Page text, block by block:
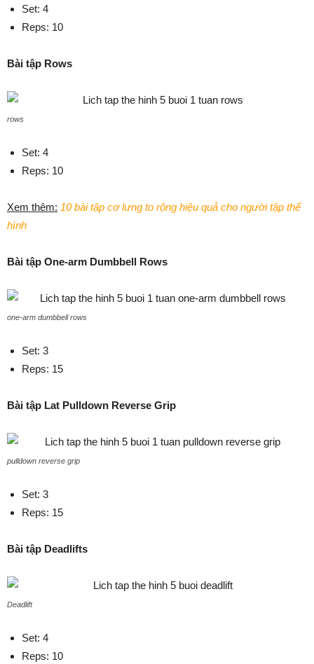
Set: 4
Reps: 10
Bài tập Rows
rows
Set: 4
Reps: 10
Xem thêm: 10 bài tập cơ lưng to rộng hiệu quả cho người tập thể
hình
Bài tập One-arm Dumbbell Rows
one-arm dumbbell rows
Set: 3
Reps: 15
Bài tập Lat Pulldown Reverse Grip
pulldown reverse grip
Set: 3
Reps: 15
Bài tập Deadlifts
Deadlift
Set: 4
Reps: 10